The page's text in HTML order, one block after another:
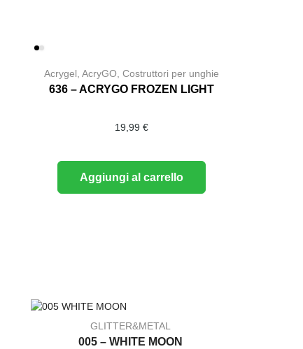
Acrygel, AcryGO, Costruttori per unghie
636 – ACRYGO FROZEN LIGHT
19,99 €
Aggiungi al carrello
GLITTER&METAL
005 – WHITE MOON